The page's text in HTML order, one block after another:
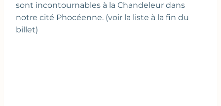
sont incontournables à la Chandeleur dans
notre cité Phocéenne. (voir la liste à la fin du
billet)